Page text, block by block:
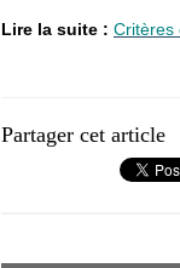
Lire la suite : Critères
Partager cet article